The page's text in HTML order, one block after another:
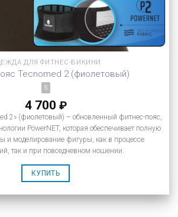
ДЛЯ ФИТНЕС-БИКИНИ
Tecnomed 2 (фиолетовый)
S
4 700 ₽
2» (фиолетовый) – обновленный фитнес-пояс,
PowerNET, которая обеспечивает полную
и моделирование фигуры, как в процессе
так и при повседневном ношении.
КУПИТЬ